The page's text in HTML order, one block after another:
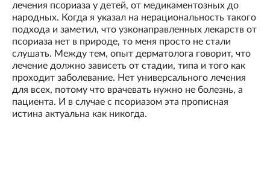
лечения псориаза у детей, от медикаментозных до
народных. Когда я указал на нерациональность такого
подхода и заметил, что узконаправленных лекарств от
псориаза нет в природе, то меня просто не стали
слушать. Между тем, опыт дерматолога говорит, что
лечение должно зависеть от стадии, типа и того как
проходит заболевание. Нет универсального лечения
для всех, потому что врачевать нужно не болезнь, а
пациента. И в случае с псориазом эта прописная
истина актуальна как никогда.